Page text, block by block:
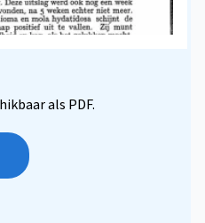
als PDF.